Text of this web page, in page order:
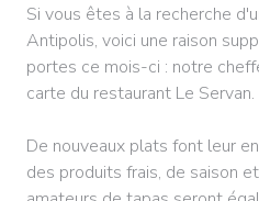
Si vous êtes à la recherche
Antipolis, voici une raison
portes ce mois-ci : notre
carte du restaurant Le Servan.
De nouveaux plats font leur
des produits frais, de saison